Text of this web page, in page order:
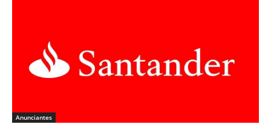
Anunciantes